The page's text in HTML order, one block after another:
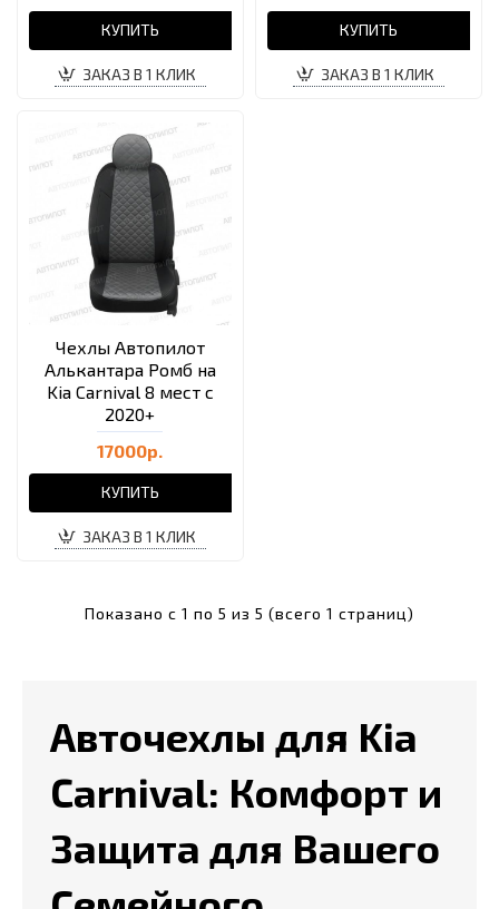
КУПИТЬ
ЗАКАЗ В 1 КЛИК
КУПИТЬ
ЗАКАЗ В 1 КЛИК
Чехлы Автопилот
Алькантара Ромб на
Kia Carnival 8 мест с
2020+
17000р.
КУПИТЬ
ЗАКАЗ В 1 КЛИК
Показано с 1 по 5 из 5 (всего 1 страниц)
Авточехлы для Kia
Carnival: Комфорт и
Защита для Вашего